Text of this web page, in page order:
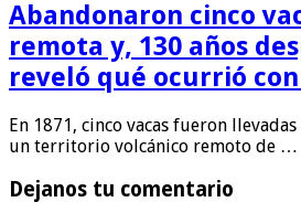
Abandonaron cinco
remota y, 130 años
reveló qué ocurrió
En 1871, cinco vacas fueron
un territorio volcánico remoto de …
Dejanos tu comentario